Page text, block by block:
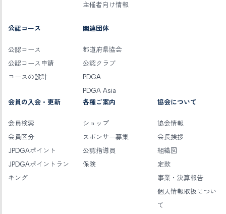
主催者向け情報
公認コース
公認コース
公認コース申請
コースの設計
関連団体
都道府県協会
公認クラブ
PDGA
PDGA Asia
会員の入会・更新
会員検索
会員区分
JPDGAポイント
JPDGAポイントラン
キング
各種ご案内
ショップ
スポンサー募集
公認指導員
保険
協会について
協会情報
会長挨拶
組織図
定款
事業・決算報告
個人情報取扱につい
て